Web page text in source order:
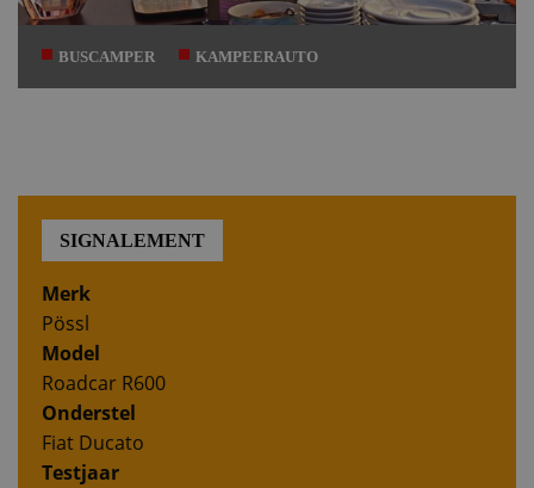
BUSCAMPER KAMPEERAUTO
SIGNALEMENT
Merk
Pössl
Model
Roadcar R600
Onderstel
Fiat Ducato
Testjaar